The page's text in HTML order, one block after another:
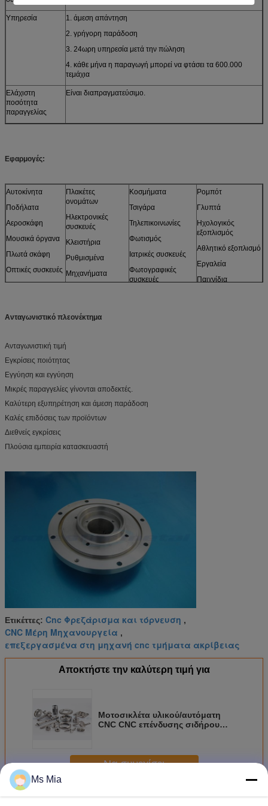
Υπηρεσία
1. άμεση απάντηση
2. γρήγορη παράδοση
3. 24ωρη υπηρεσία μετά την πώληση
4. κάθε μήνα η παραγωγή μπορεί να φτάσει τα 600.000
τεμάχια
Ελάχιστη
ποσότητα
παραγγελίας
Είναι διαπραγματεύσιμο.
Εφαρμογές:
Αυτοκίνητα
Ποδήλατα
Αεροσκάφη
Μουσικά όργανα
Πλωτά σκάφη
Οπτικές συσκευές
Αισθητήρες
Πλακέτες
ονομάτων
Ηλεκτρονικές
συσκευές
Κλειστήρια
Ρυθμισμένα
Μηχανήματα
Κοσμήματα
Τσιγάρα
Τηλεπικοινωνίες
Φωτισμός
Ιατρικές συσκευές
Φωτογραφικές
συσκευές
Ρομπότ
Γλυπτά
Ηχολογικός
εξοπλισμός
Αθλητικό εξοπλισμό
Εργαλεία
Παιχνίδια
Ανταγωνιστικό πλεονέκτημα
Ανταγωνιστική τιμή
Εγκρίσεις ποιότητας
Εγγύηση και εγγύηση
Μικρές παραγγελίες γίνονται αποδεκτές.
Καλύτερη εξυπηρέτηση και άμεση παράδοση
Καλές επιδόσεις των προϊόντων
Διεθνείς εγκρίσεις
Πλούσια εμπειρία κατασκευαστή
Ετικέττες: Cnc Φρεζάρισμα και τόρνευση ,
CNC Μέρη Μηχανουργεία ,
επεξεργασμένα στη μηχανή cnc τμήματα ακρίβειας
Αποκτήστε την καλύτερη τιμή για
Μοτοσικλέτα υλικού/αυτόματη
CNC CNC επένδυσης σιδήρου
Να συνεχίσει
Περισσότεροιακρίβεια CNC μηχανουργική
Ms Mia